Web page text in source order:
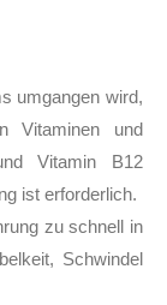
umgangen wird,
Vitaminen und
Vitamin B12
ist erforderlich.
zu schnell in
Schwindel